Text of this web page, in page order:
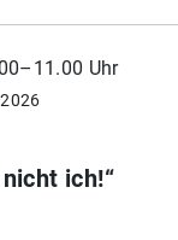
Uhr
ich!“